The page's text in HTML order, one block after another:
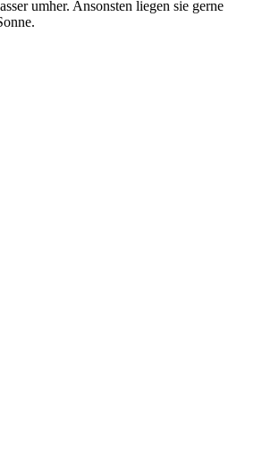
umher. Ansonsten liegen sie gerne